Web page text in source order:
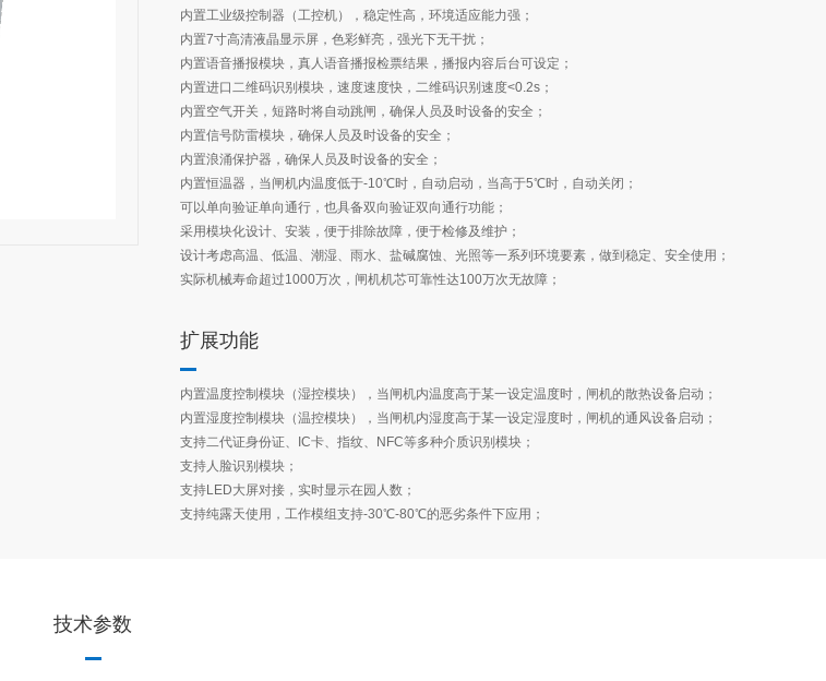
内置工业级控制器（工控机），稳定性高，环境适应能力强；
内置7寸高清液晶显示屏，色彩鲜亮，强光下无干扰；
内置语音播报模块，真人语音播报检票结果，播报内容后台可设定；
内置进口二维码识别模块，速度速度快，二维码识别速度<0.2s；
内置空气开关，短路时将自动跳闸，确保人员及时设备的安全；
内置信号防雷模块，确保人员及时设备的安全；
内置浪涌保护器，确保人员及时设备的安全；
内置恒温器，当闸机内温度低于-10℃时，自动启动，当高于5℃时，自动关闭；
可以单向验证单向通行，也具备双向验证双向通行功能；
采用模块化设计、安装，便于排除故障，便于检修及维护；
设计考虑高温、低温、潮湿、雨水、盐碱腐蚀、光照等一系列环境要素，做到稳定、安全使用；
实际机械寿命超过1000万次，闸机机芯可靠性达100万次无故障；
扩展功能
内置温度控制模块（湿控模块），当闸机内温度高于某一设定温度时，闸机的散热设备启动；
内置湿度控制模块（温控模块），当闸机内湿度高于某一设定湿度时，闸机的通风设备启动；
支持二代证身份证、IC卡、指纹、NFC等多种介质识别模块；
支持人脸识别模块；
支持LED大屏对接，实时显示在园人数；
支持纯露天使用，工作模组支持-30℃-80℃的恶劣条件下应用；
技术参数